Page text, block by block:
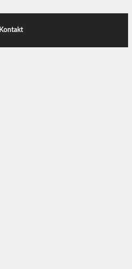
Kontakt